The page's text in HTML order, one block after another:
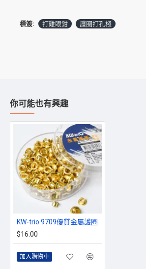
標簽: 打雞眼鉗 護圈打孔棧
你可能也有興趣
KW-trio 9709優質金屬護圈
$16.00
加入購物車